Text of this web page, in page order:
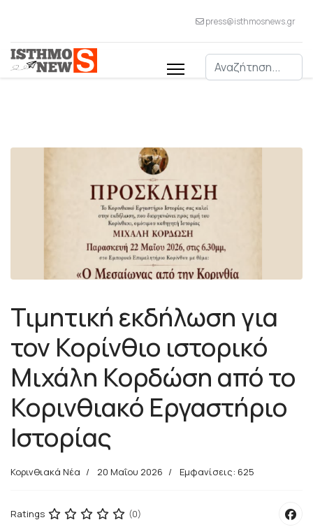
press@isthmosnews.gr
Αναζήτηση
Τιμητική εκδήλωση για
τον Κορίνθιο ιστορικό
Μιχάλη Κορδώση από το
Κορινθιακό Εργαστήριο
Ιστορίας
Κορινθιακά Νέα 20 Μαΐου 2026 Εμφανίσεις: 625
Ratings (0)